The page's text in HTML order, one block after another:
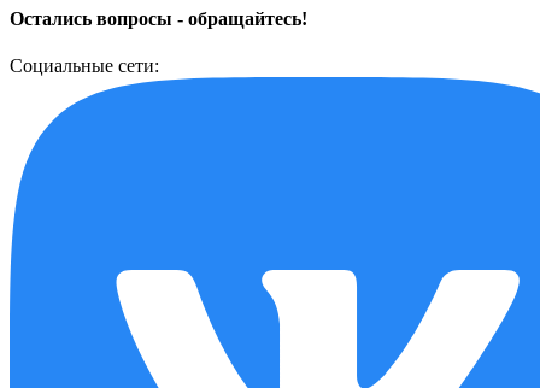
Остались вопросы - обращайтесь!
Социальные сети: